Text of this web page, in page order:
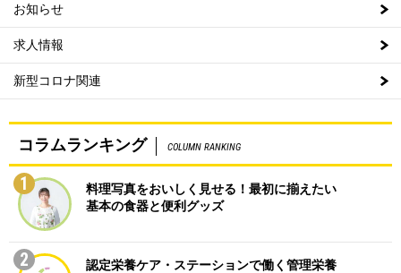
お知らせ
求人情報
新型コロナ関連
コラムランキング COLUMN RANKING
1
料理写真をおいしく見せる！最初に揃えたい
基本の食器と便利グッズ
2
認定栄養ケア・ステーションで働く管理栄養